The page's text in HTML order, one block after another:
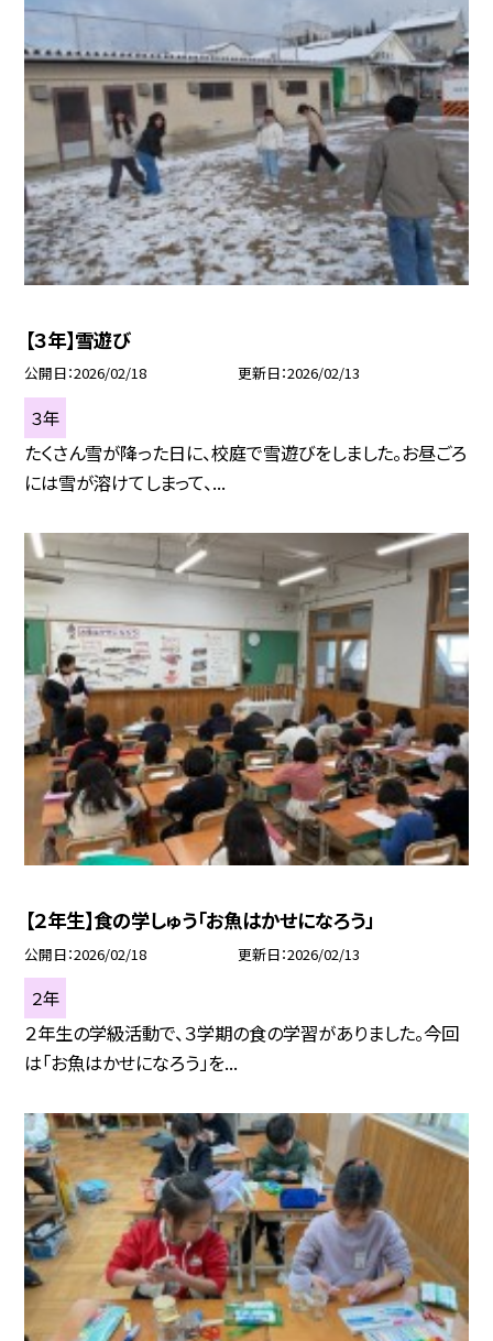
【３年】雪遊び
公開日 2026/02/18 更新日 2026/02/13
３年
たくさん雪が降った日に、校庭で雪遊びをしました。お昼ごろ
には雪が溶けてしまって、...
【２年生】食の学しゅう「お魚はかせになろう」
公開日 2026/02/18 更新日 2026/02/13
２年
２年生の学級活動で、３学期の食の学習がありました。今回
は「お魚はかせになろう」を...